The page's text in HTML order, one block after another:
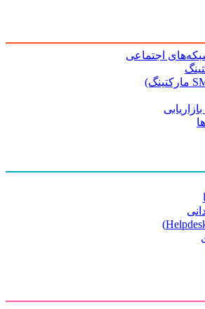
اجتماعی